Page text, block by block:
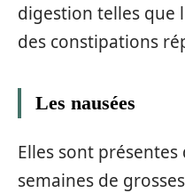
digestion telles que
des constipations
Les nausées
Elles sont
semaines de